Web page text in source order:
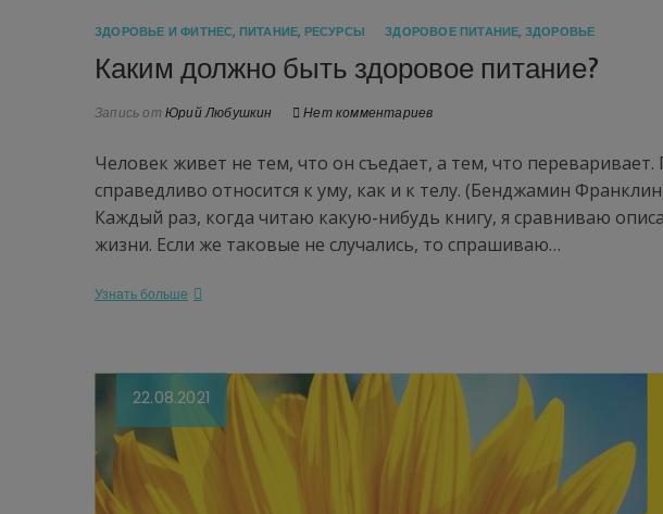
ЗДОРОВЬЕ И ФИТНЕС, ПИТАНИЕ, РЕСУРСЫ ЗДОРОВОЕ ПИТАНИЕ, ЗДОРОВЬЕ
Каким должно быть здоровое питание?
Запись от Юрий Любушкин Нет комментариев
Человек живет не тем, что он съедает, а тем, что
справедливо относится к уму, как и к телу. (Бенджамин
Каждый раз, когда читаю какую-нибудь книгу, я сравниваю
жизни. Если же таковые не случались, то спрашиваю…
Узнать больше
22.08.2021